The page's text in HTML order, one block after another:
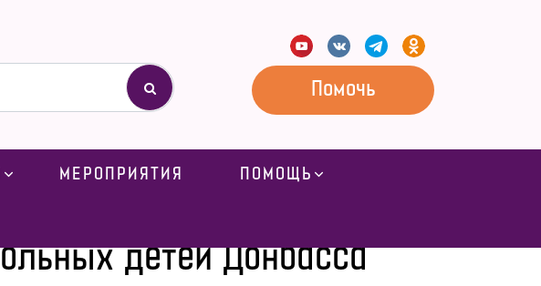
Помочь
МЕРОПРИЯТИЯ ПОМОЩЬ
детей Донбасса